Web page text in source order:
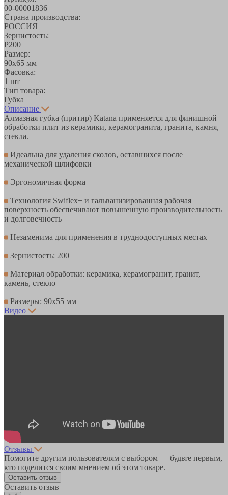
00-00001836
Страна производства:
РОССИЯ
Зернистость:
Р200
Размер:
90х65 мм
Фасовка:
1 шт
Тип товара:
Губка
Описание
Алмазная губка (притир) Katana применяется для финишной
обработки плит из керамики, керамогранита, гранита, камня,
стекла.
Идеальна для удаления сколов, оставшихся после
механической шлифовки
Эргономичная форма
Технология Swiflex+ и гальванизированная рабочая
поверхность обеспечивают повышенную производительность
и долговечность
Незаменима для применения в труднодоступных местах
Зернистость: 200
Материал обработки: керамика, керамогранит, гранит,
камень, стекло
Размеры: 90x55 мм
Видео
Отзывы
Помогите другим пользователям с выбором — будьте первым,
кто поделится своим мнением об этом товаре.
Оставить отзыв
Оставить отзыв